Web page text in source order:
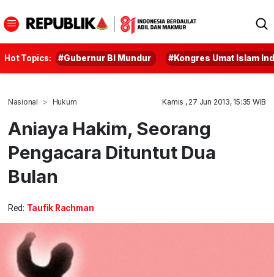
Hot Topics: #Gubernur BI Mundur #Kongres Umat Islam
Nasional Hukum Kamis , 27 Jun 2013, 15:35 WIB
Aniaya Hakim, Seorang
Pengacara Dituntut Dua
Bulan
Red: Taufik Rachman